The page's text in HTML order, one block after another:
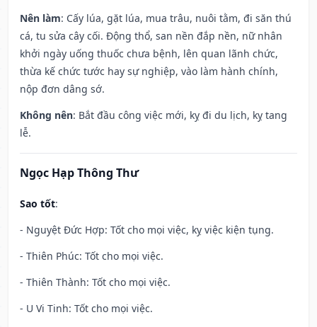
Nên làm: Cấy lúa, gặt lúa, mua trâu, nuôi tằm, đi săn thú
cá, tu sửa cây cối. Động thổ, san nền đắp nền, nữ nhân
khởi ngày uống thuốc chưa bệnh, lên quan lãnh chức,
thừa kế chức tước hay sự nghiệp, vào làm hành chính,
nộp đơn dâng sớ.
Không nên: Bắt đầu công việc mới, kỵ đi du lịch, kỵ tang
lễ.
Ngọc Hạp Thông Thư
Sao tốt:
- Nguyệt Đức Hợp: Tốt cho mọi việc, kỵ việc kiện tụng.
- Thiên Phúc: Tốt cho mọi việc.
- Thiên Thành: Tốt cho mọi việc.
- U Vi Tinh: Tốt cho mọi việc.